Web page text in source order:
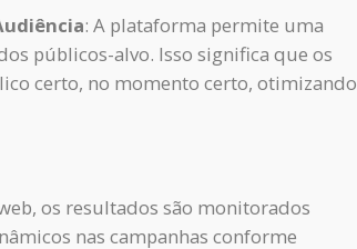
: A plataforma permite uma
públicos-alvo. Isso significa que os
certo, no momento certo, otimizando
os resultados são monitorados
nas campanhas conforme